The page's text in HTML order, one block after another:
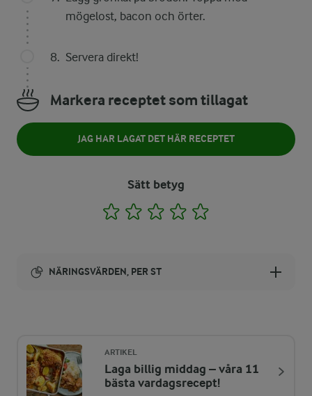
mögelost, bacon och örter.
Servera direkt!
Markera receptet som tillagat
JAG HAR LAGAT DET HÄR RECEPTET
Sätt betyg
1 2 3 4
NÄRINGSVÄRDEN, PER ST
ENERGIDISTRIBUTION %
NÄRINGSVÄRDEN PER ST
ARTIKEL
Laga billig middag – våra 11
bästa vardagsrecept!